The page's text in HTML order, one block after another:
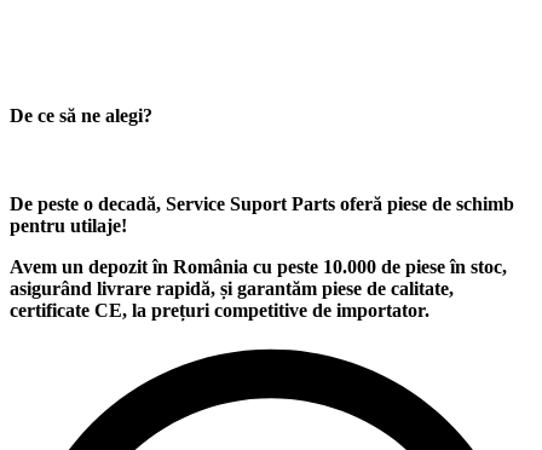
De ce să ne alegi?
De peste o decadă, Service Suport Parts oferă piese de schimb
pentru utilaje!
Avem un depozitîn România cu peste 10.000 de piese în stoc,
asigurând livrare rapidă, și garantăm piese de calitate,
certificate CE, la prețuri competitive de importator.